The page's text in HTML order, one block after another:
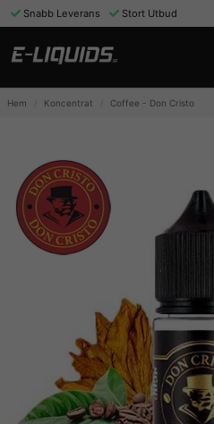
Snabb Leverans Stort Utbud
Hem Koncentrat Coffee - Don Cristo